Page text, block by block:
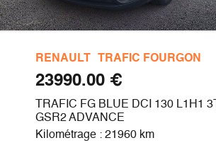
RENAULT TRAFIC FOURGON
€ 23990.00
TRAFIC FG BLUE DCI 130 L1H1 3T
GSR2 ADVANCE
Kilométrage : 21960 km